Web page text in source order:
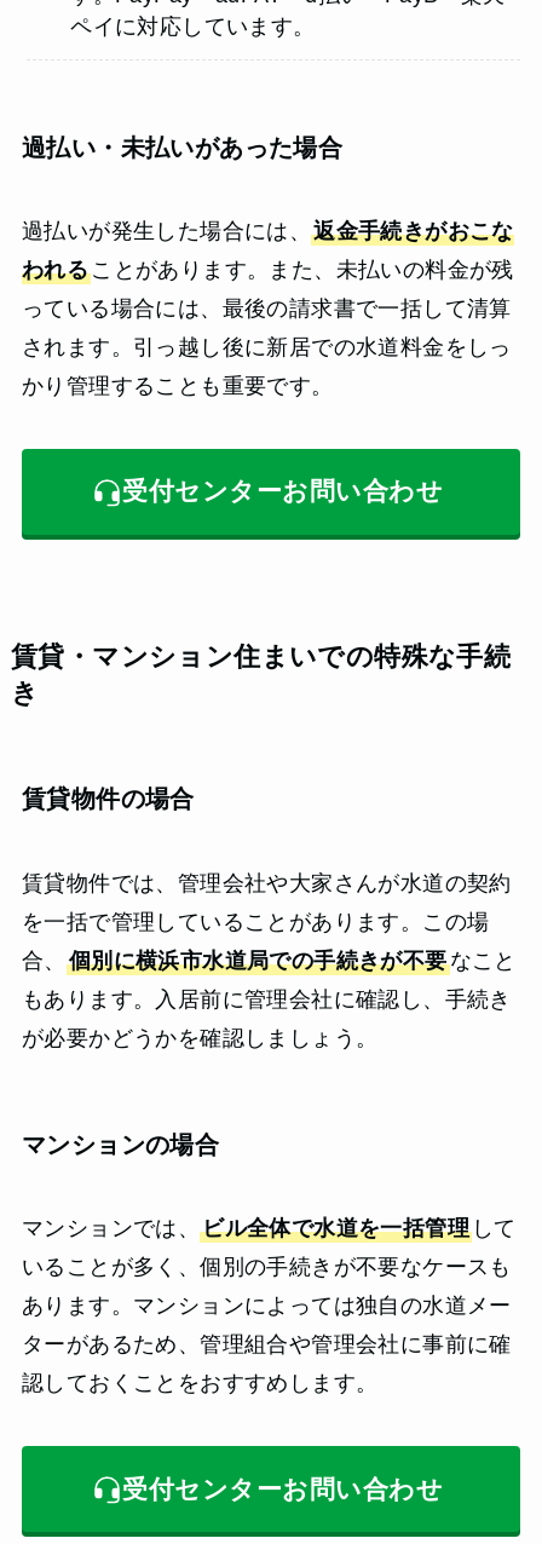
ペイに対応しています。
過払い・未払いがあった場合
過払いが発生した場合には、返金手続きがおこな
われることがあります。また、未払いの料金が残
っている場合には、最後の請求書で一括して清算
されます。引っ越し後に新居での水道料金をしっ
かり管理することも重要です。
受付センターお問い合わせ
賃貸・マンション住まいでの特殊な手続
き
賃貸物件の場合
賃貸物件では、管理会社や大家さんが水道の契約
を一括で管理していることがあります。この場
合、 個別に横浜市水道局での手続きが不要なこと
もあります。入居前に管理会社に確認し、手続き
が必要かどうかを確認しましょう。
マンションの場合
マンションでは、ビル全体で水道を一括管理して
いることが多く、個別の手続きが不要なケースも
あります。マンションによっては独自の水道メー
ターがあるため、管理組合や管理会社に事前に確
認しておくことをおすすめします。
受付センターお問い合わせ